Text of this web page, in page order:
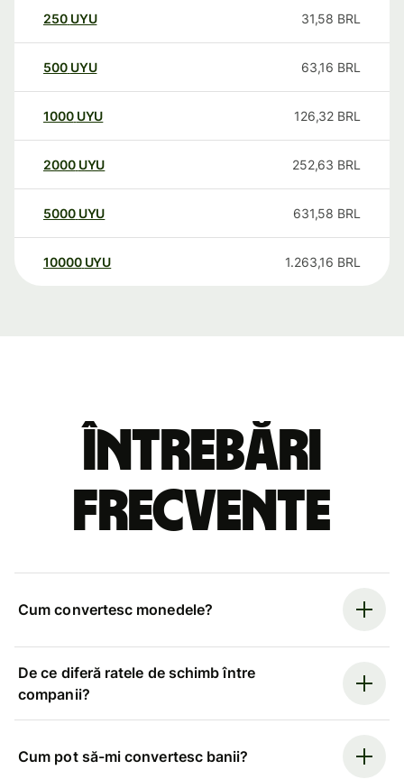
250 UYU 31,58 BRL
500 UYU 63,16 BRL
1000 UYU 126,32 BRL
2000 UYU 252,63 BRL
5000 UYU 631,58 BRL
10000 UYU 1.263,16 BRL
Întrebări
frecvente
Cum convertesc monedele?
De ce diferă ratele de schimb între
companii?
Cum pot să-mi convertesc banii?